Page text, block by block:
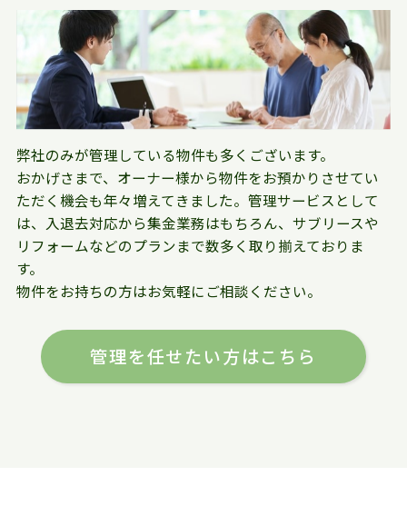
弊社のみが管理している物件も多くございます。
おかげさまで、オーナー様から物件をお預かりさせてい
ただく機会も年々増えてきました。管理サービスとして
は、入退去対応から集金業務はもちろん、サブリースや
リフォームなどのプランまで数多く取り揃えておりま
す。
物件をお持ちの方はお気軽にご相談ください。
管理を任せたい方はこちら